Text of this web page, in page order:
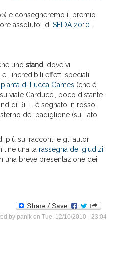
) e consegneremo il premio
assoluto” di SFIDA 2010
uno stand , dove vi
incredibili effetti speciali!
pianta di Lucca Games (che è
viale Carducci, poco distante
di RiLL è segnato in rosso.
del padiglione (sul lato
più sui racconti e gli autori
line una la rassegna dei giudizi
una breve presentazione dei
by panik on Tue, 12/10/2010 - 23:04